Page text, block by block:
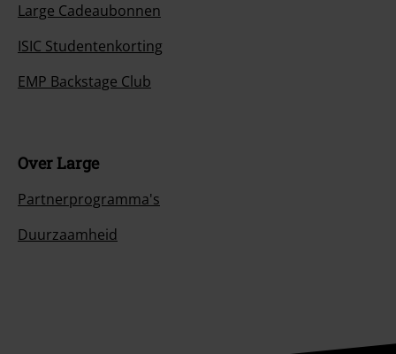
Large Cadeaubonnen
ISIC Studentenkorting
EMP Backstage Club
Over Large
Partnerprogramma's
Duurzaamheid